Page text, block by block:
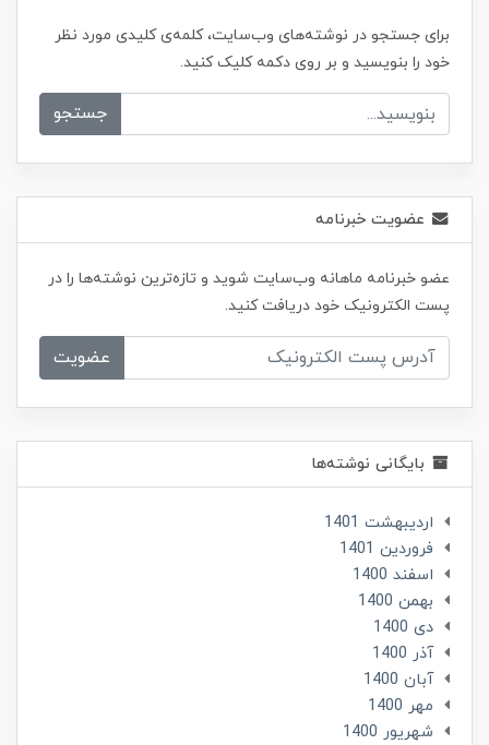
برای جستجو در نوشته‌های وب‌سایت، کلمه‌ی کلیدی مورد نظر
خود را بنویسید و بر روی دکمه کلیک کنید.
جستجو
عضویت خبرنامه
عضو خبرنامه ماهانه وب‌سایت شوید و تازه‌ترین نوشته‌ها را در
پست الکترونیک خود دریافت کنید.
عضویت
بایگانی نوشته‌ها
ارديبهشت 1401
فروردین 1401
اسفند 1400
بهمن 1400
دی 1400
آذر 1400
آبان 1400
مهر 1400
شهریور 1400